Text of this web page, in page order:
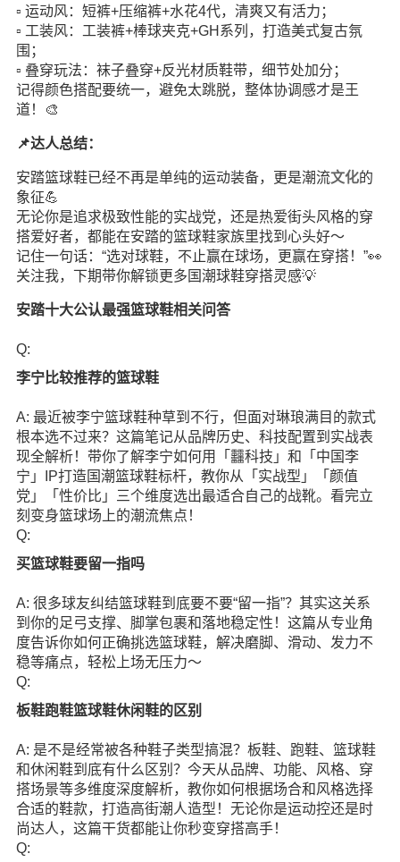
▫️ 运动风：短裤+压缩裤+水花4代，清爽又有活力；
▫️ 工装风：工装裤+棒球夹克+GH系列，打造美式复古氛
围；
▫️ 叠穿玩法：袜子叠穿+反光材质鞋带，细节处加分；
记得颜色搭配要统一，避免太跳脱，整体协调感才是王
道！🎨
📌达人总结：
安踏篮球鞋已经不再是单纯的运动装备，更是潮流文化的
象征💪
无论你是追求极致性能的实战党，还是热爱街头风格的穿
搭爱好者，都能在安踏的篮球鞋家族里找到心头好～
记住一句话：“选对球鞋，不止赢在球场，更赢在穿搭！”👀
关注我，下期带你解锁更多国潮球鞋穿搭灵感💡
安踏十大公认最强篮球鞋相关问答
Q:
李宁比较推荐的篮球鞋
A: 最近被李宁篮球鞋种草到不行，但面对琳琅满目的款式
根本选不过来？这篇笔记从品牌历史、科技配置到实战表
现全解析！带你了解李宁如何用「䨻科技」和「中国李
宁」IP打造国潮篮球鞋标杆，教你从「实战型」「颜值
党」「性价比」三个维度选出最适合自己的战靴。看完立
刻变身篮球场上的潮流焦点！
Q:
买篮球鞋要留一指吗
A: 很多球友纠结篮球鞋到底要不要“留一指”？其实这关系
到你的足弓支撑、脚掌包裹和落地稳定性！这篇从专业角
度告诉你如何正确挑选篮球鞋，解决磨脚、滑动、发力不
稳等痛点，轻松上场无压力～
Q:
板鞋跑鞋篮球鞋休闲鞋的区别
A: 是不是经常被各种鞋子类型搞混？板鞋、跑鞋、篮球鞋
和休闲鞋到底有什么区别？今天从品牌、功能、风格、穿
搭场景等多维度深度解析，教你如何根据场合和风格选择
合适的鞋款，打造高街潮人造型！无论你是运动控还是时
尚达人，这篇干货都能让你秒变穿搭高手！
Q: